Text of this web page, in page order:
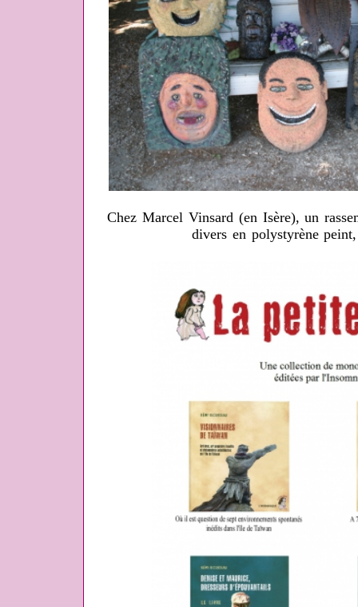
Chez Marcel Vinsard (en Isère), un
divers en polystyrène